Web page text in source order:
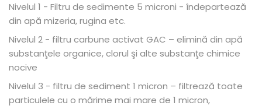
Nivelul 1 - Filtru de sedimente 5 microni - îndepartează
din apă mizeria, rugina etc.
Nivelul 2 - filtru carbune activat GAC – elimină din apă
substanţele organice, clorul şi alte substanţe chimice
nocive
Nivelul 3 - filtru de sediment 1 micron – filtrează toate
particulele cu o mărime mai mare de 1 micron,